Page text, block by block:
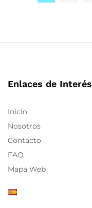
Enlaces de Interés
Inicio
Nosotros
Contacto
FAQ
Mapa Web